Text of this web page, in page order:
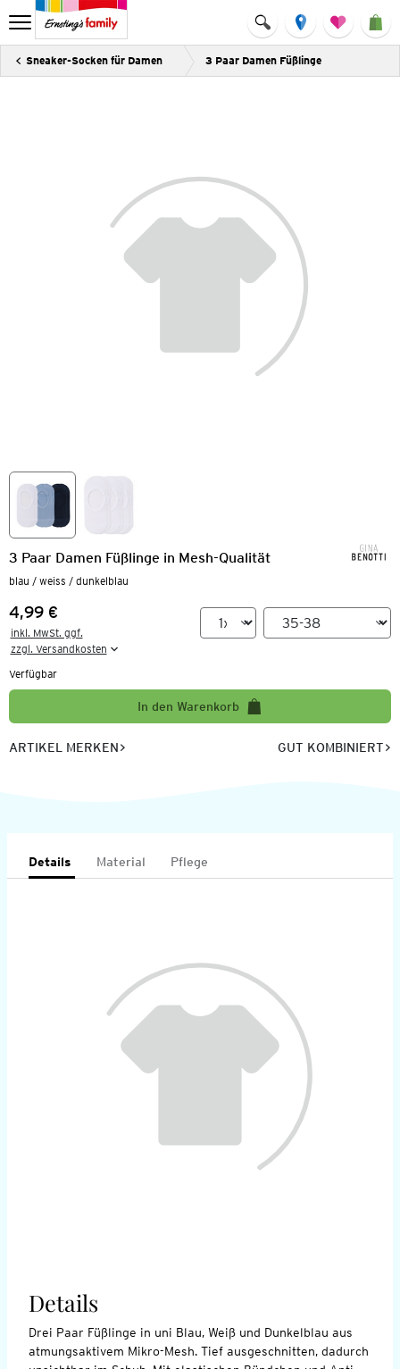
Sneaker-Socken für Damen 3 Paar Damen Füßlinge
3 Paar Damen Füßlinge in Mesh-Qualität
blau / weiss / dunkelblau
Preis:
4,99 €
inkl. MwSt. ggf.
zzgl. Versandkosten
Verfügbar
In den Warenkorb
ARTIKEL MERKEN GUT KOMBINIERT
Details Material Pflege
Details
Drei Paar Füßlinge in uni Blau, Weiß und Dunkelblau aus
atmungsaktivem Mikro-Mesh. Tief ausgeschnitten, dadurch